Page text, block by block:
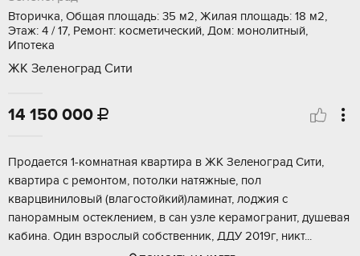
Вторичка, Общая площадь: 35 м2, Жилая площадь: 18 м2,
Этаж: 4 / 17, Ремонт: косметический, Дом: монолитный,
Ипотека
ЖК Зеленоград Сити
14 150 000 
Продается 1-комнатная квартира в ЖК Зеленоград Сити,
квартира с ремонтом, потолки натяжные, пол
кварцвиниловый (влагостойкий)ламинат, лоджия с
панорамным остеклением, в сан узле керамогранит, душевая
кабина. Один взрослый собственник, ДДУ 2019г, никт...